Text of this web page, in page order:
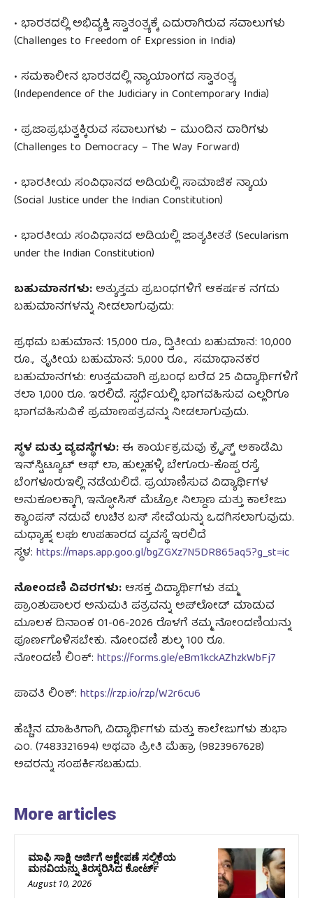
• ಭಾರತದಲ್ಲಿ ಅಭಿವ್ಯಕ್ತಿ ಸ್ವಾತಂತ್ರ್ಯಕ್ಕೆ ಎದುರಾಗಿರುವ ಸವಾಲುಗಳು
(Challenges to Freedom of Expression in India)
• ಸಮಕಾಲೀನ ಭಾರತದಲ್ಲಿ ನ್ಯಾಯಾಂಗದ ಸ್ವಾತಂತ್ರ್ಯ
(Independence of the Judiciary in Contemporary India)
• ಪ್ರಜಾಪ್ರಭುತ್ವಕ್ಕಿರುವ ಸವಾಲುಗಳು – ಮುಂದಿನ ದಾರಿಗಳು
(Challenges to Democracy – The Way Forward)
• ಭಾರತೀಯ ಸಂವಿಧಾನದ ಅಡಿಯಲ್ಲಿ ಸಾಮಾಜಿಕ ನ್ಯಾಯ
(Social Justice under the Indian Constitution)
• ಭಾರತೀಯ ಸಂವಿಧಾನದ ಅಡಿಯಲ್ಲಿ ಜಾತ್ಯತೀತತೆ (Secularism
under the Indian Constitution)
ಬಹುಮಾನಗಳು:ಅತ್ಯುತ್ತಮ ಪ್ರಬಂಧಗಳಿಗೆ ಆಕರ್ಷಕ ನಗದು
ಬಹುಮಾನಗಳನ್ನು ನೀಡಲಾಗುವುದು:
ಪ್ರಥಮ ಬಹುಮಾನ: 15,000 ರೂ., ದ್ವಿತೀಯ ಬಹುಮಾನ: 10,000
ರೂ., ತೃತೀಯ ಬಹುಮಾನ: 5,000 ರೂ., ಸಮಾಧಾನಕರ
ಬಹುಮಾನಗಳು: ಉತ್ತಮವಾಗಿ ಪ್ರಬಂಧ ಬರೆದ 25 ವಿದ್ಯಾರ್ಥಿಗಳಿಗೆ
ತಲಾ 1,000 ರೂ. ಇರಲಿದೆ. ಸ್ಪರ್ಧೆಯಲ್ಲಿ ಭಾಗವಹಿಸುವ ಎಲ್ಲರಿಗೂ
ಭಾಗವಹಿಸುವಿಕೆ ಪ್ರಮಾಣಪತ್ರವನ್ನು ನೀಡಲಾಗುವುದು.
ಸ್ಥಳ ಮತ್ತು ವ್ಯವಸ್ಥೆಗಳು:ಈ ಕಾರ್ಯಕ್ರಮವು ಕ್ರೈಸ್ಟ್ ಅಕಾಡೆಮಿ
ಇನ್‌ಸ್ಟಿಟ್ಯೂಟ್ ಆಫ್ ಲಾ, ಹುಲ್ಲಹಳ್ಳಿ, ಬೇಗೂರು-ಕೊಪ್ಪ ರಸ್ತೆ,
ಬೆಂಗಳೂರುಇಲ್ಲಿ ನಡೆಯಲಿದೆ. ಪ್ರಯಾಣಿಸುವ ವಿದ್ಯಾರ್ಥಿಗಳ
ಅನುಕೂಲಕ್ಕಾಗಿ, ಇನ್ಫೋಸಿಸ್ ಮೆಟ್ರೋ ನಿಲ್ದಾಣ ಮತ್ತು ಕಾಲೇಜು
ಕ್ಯಾಂಪಸ್ ನಡುವೆ ಉಚಿತ ಬಸ್ ಸೇವೆಯನ್ನು ಒದಗಿಸಲಾಗುವುದು.
ಮಧ್ಯಾಹ್ನ ಲಘು ಉಪಹಾರದ ವ್ಯವಸ್ಥೆ ಇರಲಿದೆ
ಸ್ಥಳ: https://maps.app.goo.gl/bgZGXz7N5DR865aq5?g_st=ic
ನೋಂದಣಿ ವಿವರಗಳು:ಆಸಕ್ತ ವಿದ್ಯಾರ್ಥಿಗಳು ತಮ್ಮ
ಪ್ರಾಂಶುಪಾಲರ ಅನುಮತಿ ಪತ್ರವನ್ನು ಅಪ್‌ಲೋಡ್ ಮಾಡುವ
ಮೂಲಕ ದಿನಾಂಕ 01-06-2026 ರೊಳಗೆ ತಮ್ಮ ನೋಂದಣಿಯನ್ನು
ಪೂರ್ಣಗೊಳಿಸಬೇಕು. ನೋಂದಣಿ ಶುಲ್ಕ 100 ರೂ.
ನೋಂದಣಿ ಲಿಂಕ್: https://forms.gle/eBm1kckAZhzkWbFj7
ಪಾವತಿ ಲಿಂಕ್: https://rzp.io/rzp/W2r6cu6
ಹೆಚ್ಚಿನ ಮಾಹಿತಿಗಾಗಿ, ವಿದ್ಯಾರ್ಥಿಗಳು ಮತ್ತು ಕಾಲೇಜುಗಳು ಶುಭಾ
ಎಂ. (7483321694) ಅಥವಾ ಪ್ರೀತಿ ಮೆಹ್ರಾ (9823967628)
ಅವರನ್ನು ಸಂಪರ್ಕಿಸಬಹುದು.
More articles
ಮಾಫಿ ಸಾಕ್ಷಿ ಅರ್ಜಿಗೆ ಆಕ್ಷೇಪಣೆ ಸಲ್ಲಿಕೆಯ
ಮನವಿಯನ್ನು ತಿರಸ್ಕರಿಸಿದ ಕೋರ್ಟ್‌
August 10, 2026